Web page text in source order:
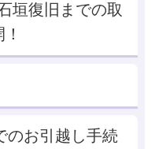
垣復旧までの取
のお引越し手続